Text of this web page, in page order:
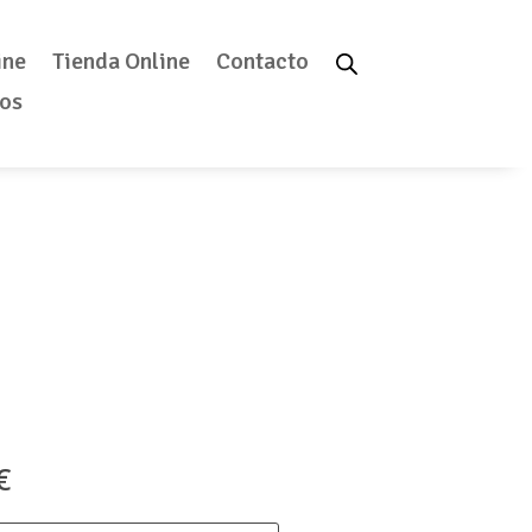
Tienda Online
Contacto
Rango
de